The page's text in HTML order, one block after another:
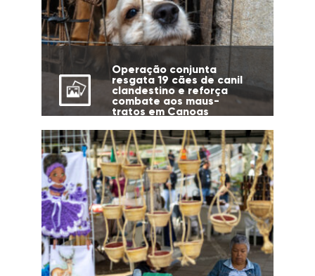
Operação conjunta
resgata 19 cães de canil
clandestino e reforça
combate aos maus-
tratos em Canoas